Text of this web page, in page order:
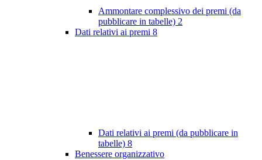
Ammontare complessivo dei premi (da
pubblicare in tabelle) 2
Dati relativi ai premi 8
Dati relativi ai premi (da pubblicare in
tabelle) 8
Benessere organizzativo